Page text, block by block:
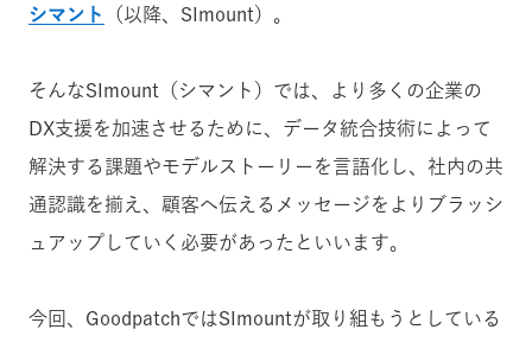
シマント
（以降、SImount）。
そんなSImount（シマント）では、より多くの企業の
DX支援を加速させるために、データ統合技術によって
解決する課題やモデルストーリーを言語化し、社内の共
通認識を揃え、顧客へ伝えるメッセージをよりブラッシ
ュアップしていく必要があったといいます。
今回、GoodpatchではSImountが取り組もうとしている